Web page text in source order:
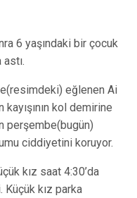
6 yaşındaki bir çocuk
eğlenen Ai
kol demirine
perşembe(bugün)
ciddiyetini koruyor.
kız saat 4:30’da
Küçük kız parka